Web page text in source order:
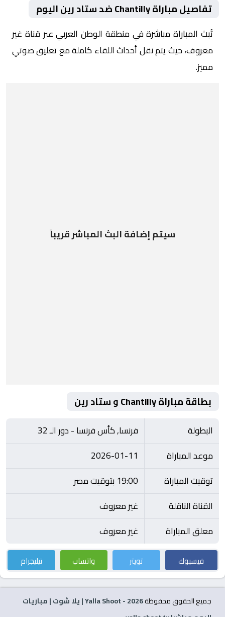
تفاصيل مباراة Chantilly ضد ستاد رين اليوم
تُبث المباراة مباشرة في منطقة الوطن العربي عبر قناة غير
معروف، حيث يتم نقل أحداث اللقاء كاملة مع تعليق صوتي
مميز.
سيتم إضافة البث المباشر قريباً
بطاقة مباراة Chantilly و ستاد رين
البطولة
فرنسا, كأس فرنسا - دور الـ 32
موعد المباراة
2026-01-11
توقيت المباراة
19:00 بتوقيت مصر
القناة الناقلة
غير معروف
معلق المباراة
غير معروف
فيسبوك تويتر واتساب تيليجرام
جميع الحقوق محفوظة2026
- Yalla Shoot | يلا شوت | مباريات